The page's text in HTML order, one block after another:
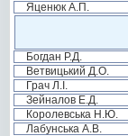
Яценюк А.П.
Богдан Р.Д.
Ветвицький Д.О.
Грач Л.І.
Зейналов Е.Д.
Королевська Н.Ю.
Лабунська А.В.